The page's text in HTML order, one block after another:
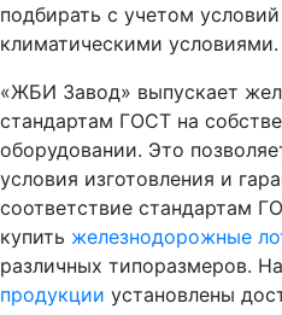
подбирать с учетом
климатическими условиями.
«ЖБИ Завод» выпускает
стандартам ГОСТ на
оборудовании. Это
условия изготовления и
соответствие стандартам
купить железнодорожные
различных типоразмеров.
продукции установлены